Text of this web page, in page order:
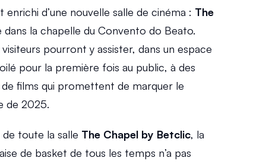
enrichi d’une nouvelle salle de cinéma : The
dans la chapelle du Convento do Beato.
visiteurs pourront y assister, dans un espace
pour la première fois au public, à des
films qui promettent de marquer le
de 2025.
toute la salle The Chapel by Betclic, la
de basket de tous les temps n’a pas